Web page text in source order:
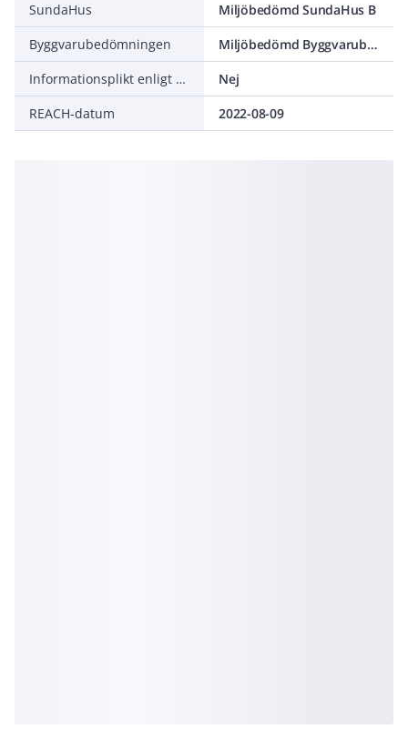
SundaHus
Miljöbedömd SundaHus B
Byggvarubedömningen
Miljöbedömd Byggvarubedömning Undviks
Informationsplikt enligt REACH
Nej
REACH-datum
2022-08-09